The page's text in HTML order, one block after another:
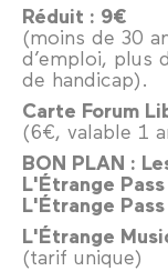
Réduit : 9€
(moins de 30
d’emploi, plus
de handicap).
Carte Forum
(6€, valable 1
BON PLAN :
L'Étrange
L'Étrange
L'Étrange
(tarif unique)